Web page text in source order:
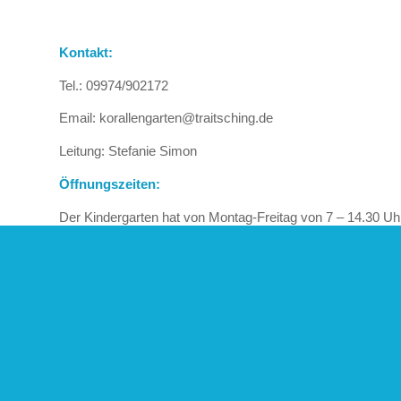
Kontakt:
Tel.: 09974/902172
Email: korallengarten@traitsching.de
Leitung: Stefanie Simon
Öffnungszeiten:
Der Kindergarten hat von Montag-Freitag von 7 – 14.30